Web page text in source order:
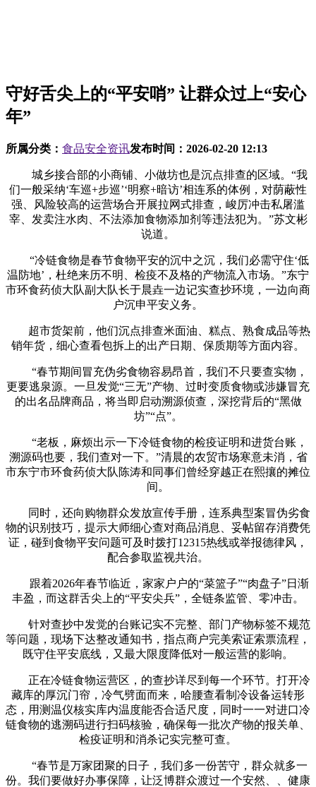
守好舌尖上的“平安哨” 让群众过上“安心
年”
所属分类： 食品安全资讯发布时间： 2026-02-20 12:13
城乡接合部的小商铺、小做坊也是沉点排查的区域。“我
们一般采纳‘车巡+步巡’‘明察+暗访’相连系的体例，对荫蔽性
强、风险较高的运营场合开展拉网式排查，峻厉冲击私屠滥
宰、发卖注水肉、不法添加食物添加剂等违法犯为。”苏文彬
说道。
“冷链食物是春节食物平安的沉中之沉，我们必需守住‘低
温防地’，杜绝来历不明、检疫不及格的产物流入市场。”东宁
市环食药侦大队副大队长于晨垚一边记实查抄环境，一边向商
户沉申平安义务。
超市货架前，他们沉点排查米面油、糕点、熟食成品等热
销年货，细心查看包拆上的出产日期、保质期等方面内容。
“春节期间冒充伪劣食物容易昂首，我们不只要查实物，
更要逃泉源。一旦发觉“三无”产物、过时变质食物或涉嫌冒充
的出名品牌商品，将当即启动溯源侦查，深挖背后的“黑做
坊”“点”。
“老板，麻烦出示一下冷链食物的检疫证明和进货台账，
溯源码也要，我们查对一下。”清晨的农贸市场寒意未消，省
市东宁市环食药侦大队陈涛和同事们曾经穿越正在熙攘的摊位
间。
同时，还向购物群众发放宣传手册，连系典型案冒伪劣食
物的识别技巧，提示大师细心查对商品消息、妥帖留存消费凭
证，碰到食物平安问题可及时拨打12315热线或举报德律风，
配合参取监视共治。
跟着2026年春节临近，家家户户的“菜篮子”“肉盘子”日渐
丰盈，而这群舌尖上的“平安尖兵”，全链条监管、零冲击。
针对查抄中发觉的台账记实不完整、部门产物标签不规范
等问题，现场下达整改通知书，指点商户完美索证索票流程，
既守住平安底线，又最大限度降低对一般运营的影响。
正在冷链食物运营区，的查抄详尽到每一个环节。打开冷
藏库的厚沉门帘，冷气劈面而来，哈腰查看制冷设备运转形
态，用测温仪核实库内温度能否合适尺度，同时一一对进口冷
链食物的逃溯码进行扫码核验，确保每一批次产物的报关单、
检疫证明和消杀记实完整可查。
“春节是万家团聚的日子，我们多一份苦守，群众就多一
份。我们要做好办事保障，让泛博群众渡过一个安然、、健康